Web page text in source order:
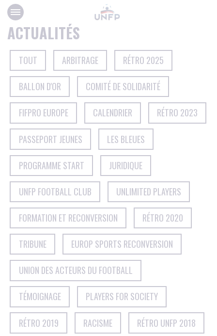
Panneau de gestion des cookies
ACTUALITÉS
TOUT ARBITRAGE RÉTRO 2025
BALLON D'OR COMITÉ DE SOLIDARITÉ
FIFPRO EUROPE CALENDRIER RÉTRO 2023
PASSEPORT JEUNES LES BLEUES
PROGRAMME START JURIDIQUE
UNFP FOOTBALL CLUB UNLIMITED PLAYERS
FORMATION ET RECONVERSION RÉTRO 2020
TRIBUNE EUROP SPORTS RECONVERSION
UNION DES ACTEURS DU FOOTBALL
TÉMOIGNAGE PLAYERS FOR SOCIETY
RÉTRO 2019 RACISME RÉTRO UNFP 2018